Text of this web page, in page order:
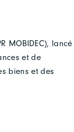
MOBIDEC), lancé
et de
biens et des